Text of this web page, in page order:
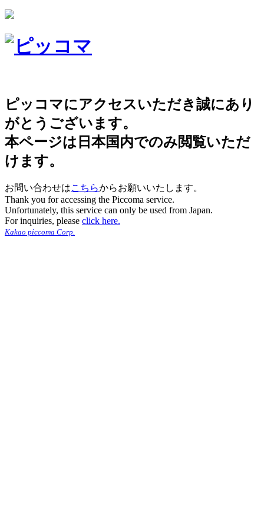
ピッコマにアクセスいただき誠にあり
がとうございます。
本ページは日本国内でのみ閲覧いただ
けます。
お問い合わせはこちらからお願いいたします。
Thank you for accessing the Piccoma service.
Unfortunately, this service can only be used from Japan.
For inquiries, please click here.
Kakao piccoma Corp.